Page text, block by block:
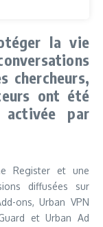
la vie
chercheurs,
ont été
activée par
Register et une
diffusées sur
ons, Urban VPN
et Urban Ad